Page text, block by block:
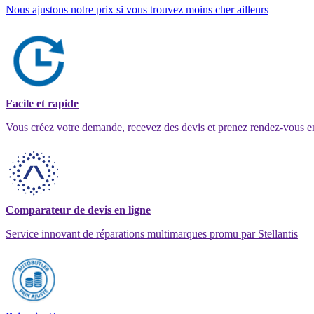
Nous ajustons notre prix si vous trouvez moins cher ailleurs
Facile et rapide
Vous créez votre demande, recevez des devis et prenez rendez-vous
Comparateur de devis en ligne
Service innovant de réparations multimarques promu par Stellantis